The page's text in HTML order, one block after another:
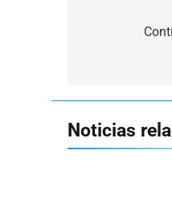
Noticias